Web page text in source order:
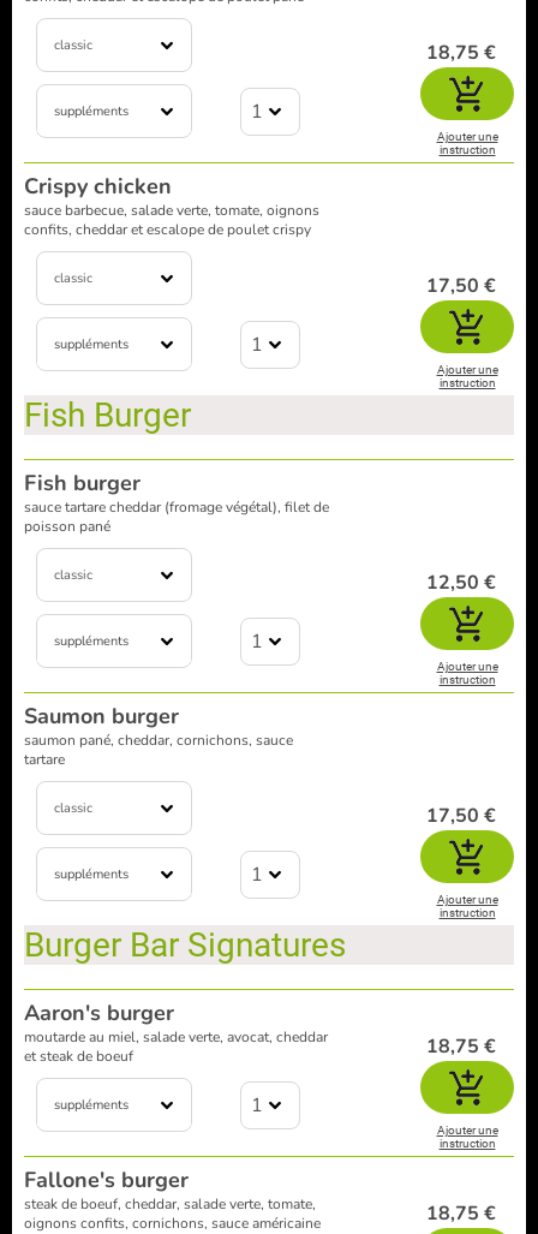
classic
suppléments 1
18,75 €
Ajouter une
instruction
Crispy chicken
sauce barbecue, salade verte, tomate, oignons
confits, cheddar et escalope de poulet crispy
classic
suppléments 1
17,50 €
Ajouter une
instruction
Fish Burger
Fish burger
sauce tartare cheddar (fromage végétal), filet de
poisson pané
classic
suppléments 1
12,50 €
Ajouter une
instruction
Saumon burger
saumon pané, cheddar, cornichons, sauce
tartare
classic
suppléments 1
17,50 €
Ajouter une
instruction
Burger Bar Signatures
Aaron's burger
moutarde au miel, salade verte, avocat, cheddar
et steak de boeuf
suppléments 1
18,75 €
Ajouter une
instruction
Fallone's burger
steak de boeuf, cheddar, salade verte, tomate,
oignons confits, cornichons, sauce américaine
18,75 €